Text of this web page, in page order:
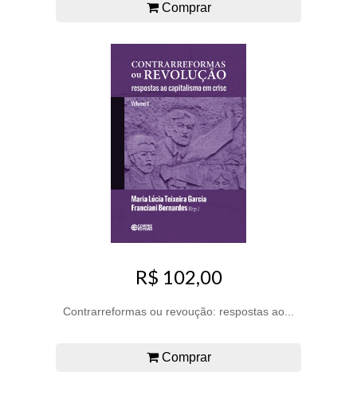
Comprar
R$ 102,00
Contrarreformas ou revoução: respostas ao...
Comprar